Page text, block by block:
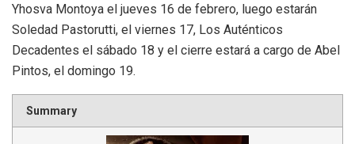
Yhosva Montoya el jueves 16 de febrero, luego estarán
Soledad Pastorutti, el viernes 17, Los Auténticos
Decadentes el sábado 18 y el cierre estará a cargo de Abel
Pintos, el domingo 19.
Summary